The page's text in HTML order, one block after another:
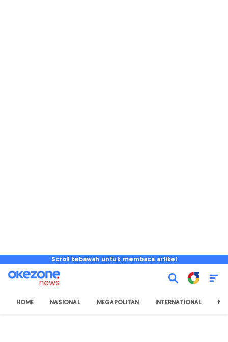
Scroll kebawah untuk membaca artikel
HOME NASIONAL MEGAPOLITAN INTERNATIONAL